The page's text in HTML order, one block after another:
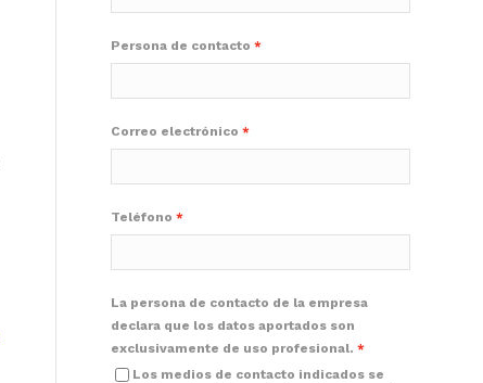
Persona de contacto
Correo electrónico
Teléfono
La persona de contacto de la empresa
declara que los datos aportados son
exclusivamente de uso profesional.
Los medios de contacto indicados se